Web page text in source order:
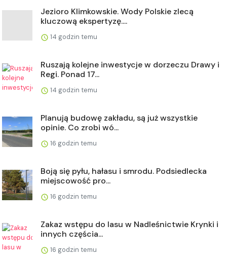
Jezioro Klimkowskie. Wody Polskie zlecą
kluczową ekspertyzę....
14 godzin temu
Ruszają kolejne inwestycje w dorzeczu Drawy i
Regi. Ponad 17...
14 godzin temu
Planują budowę zakładu, są już wszystkie
opinie. Co zrobi wó...
16 godzin temu
Boją się pyłu, hałasu i smrodu. Podsiedlecka
miejscowość pro...
16 godzin temu
Zakaz wstępu do lasu w Nadleśnictwie Krynki i
innych częścia...
16 godzin temu